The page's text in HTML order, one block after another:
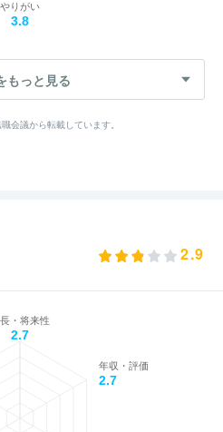
やりがい
3.8
もっと見る
会議から転載しています。
2.9
・将来性
2.7
年収・評価
2.7